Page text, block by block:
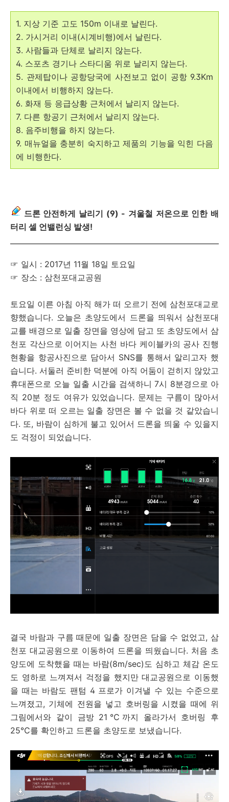
1. 지상 기준 고도 150m 이내로 날린다.
2. 가시거리 이내(시계비행)에서 날린다.
3. 사람들과 단체로 날리지 않는다.
4. 스포츠 경기나 스타디움 위로 날리지 않는다.
5. 관제탑이나 공항당국에 사전보고 없이 공항 9.3Km
이내에서 비행하지 않는다.
6. 화재 등 응급상황 근처에서 날리지 않는다.
7. 다른 항공기 근처에서 날리지 않는다.
8. 음주비행을 하지 않는다.
9. 매뉴얼을 충분히 숙지하고 제품의 기능을 익힌 다음
에 비행한다.
드론 안전하게 날리기 (9) - 겨울철 저온으로 인한 배
터리 셀 언밸런싱 발생!
☞ 일시 : 2017년 11월 18일 토요일
☞ 장소 : 삼천포대교공원
토요일 이른 아침 아직 해가 떠 오르기 전에 삼천포대교로
향했습니다. 오늘은 초양도에서 드론을 띄워서 삼천포대
교를 배경으로 일출 장면을 영상에 담고 또 초양도에서 삼
천포 각산으로 이어지는 사천 바다 케이블카의 공사 진행
현황을 항공사진으로 담아서 SNS를 통해서 알리고자 했
습니다. 서둘러 준비한 덕분에 아직 어둠이 걷히지 않았고
휴대폰으로 오늘 일출 시간을 검색하니 7시 8분경으로 아
직 20분 정도 여유가 있었습니다. 문제는 구름이 많아서
바다 위로 떠 오르는 일출 장면은 볼 수 없을 것 같았습니
다. 또, 바람이 심하게 불고 있어서 드론을 띄울 수 있을지
도 걱정이 되었습니다.
결국 바람과 구름 때문에 일출 장면은 담을 수 없었고, 삼
천포 대교공원으로 이동하여 드론을 띄웠습니다. 처음 초
양도에 도착했을 때는 바람(8m/sec)도 심하고 체감 온도
도 영하로 느껴져서 걱정을 했지만 대교공원으로 이동했
을 때는 바람도 팬텀 4 프로가 이겨낼 수 있는 수준으로
느껴졌고, 기체에 전원을 넣고 호버링을 시켰을 때에 위
그림에서와 같이 금방 21℃까지 올라가서 호버링 후
25℃를 확인하고 드론을 초양도로 보냈습니다.